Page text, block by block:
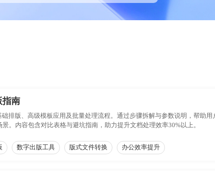
指南
排版、高级模板应用及批量处理流程。通过步骤拆解与参数说明，帮助用
。内容包含对比表格与避坑指南，助力提升文档处理效率30%以上。
数字出版工具 版式文件转换 办公效率提升